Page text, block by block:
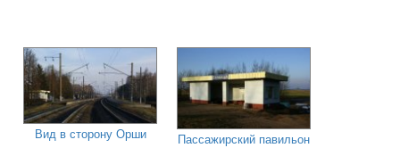
Вид в сторону Орши Пассажирский павильон